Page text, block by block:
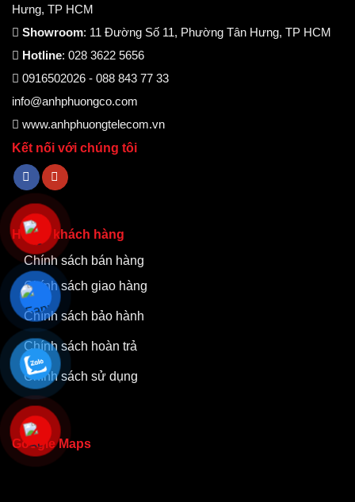
Hưng, TP HCM
Showroom: 11 Đường Số 11, Phường Tân Hưng, TP HCM
Hotline: 028 3622 5656
0916502026 - 088 843 77 33
info@anhphuongco.com
www.anhphuongtelecom.vn
Kết nối với chúng tôi
Hỗ trợ khách hàng
Chính sách bán hàng
Chính sách giao hàng
Chính sách bảo hành
Chính sách hoàn trả
Chính sách sử dụng
Google Maps